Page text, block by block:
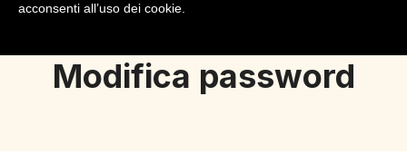
Modifica password
acconsenti all’uso dei cookie.